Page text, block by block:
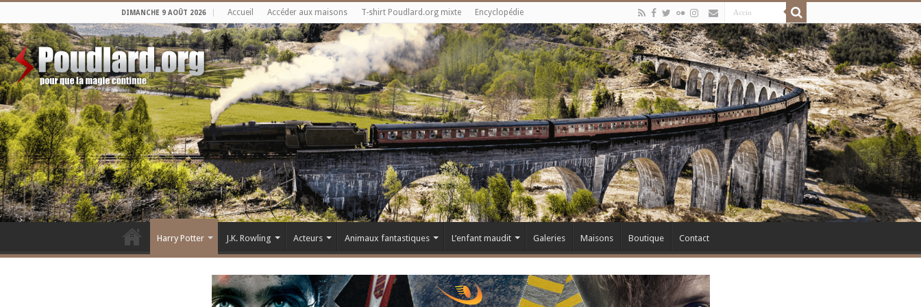
DIMANCHE 9 AOÛT 2026 Accueil Accéder aux maisons T-shirt Poudlard.org mixte Encyclopédie
Harry Potter J.K. Rowling Acteurs Animaux fantastiques L’enfant maudit Galeries Maisons Boutique Contact